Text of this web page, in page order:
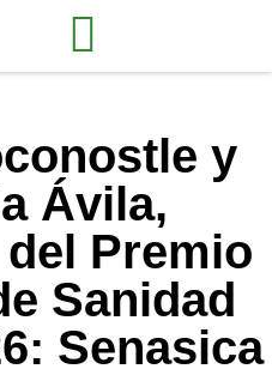
y
Ávila,
Premio
Sanidad
Senasica